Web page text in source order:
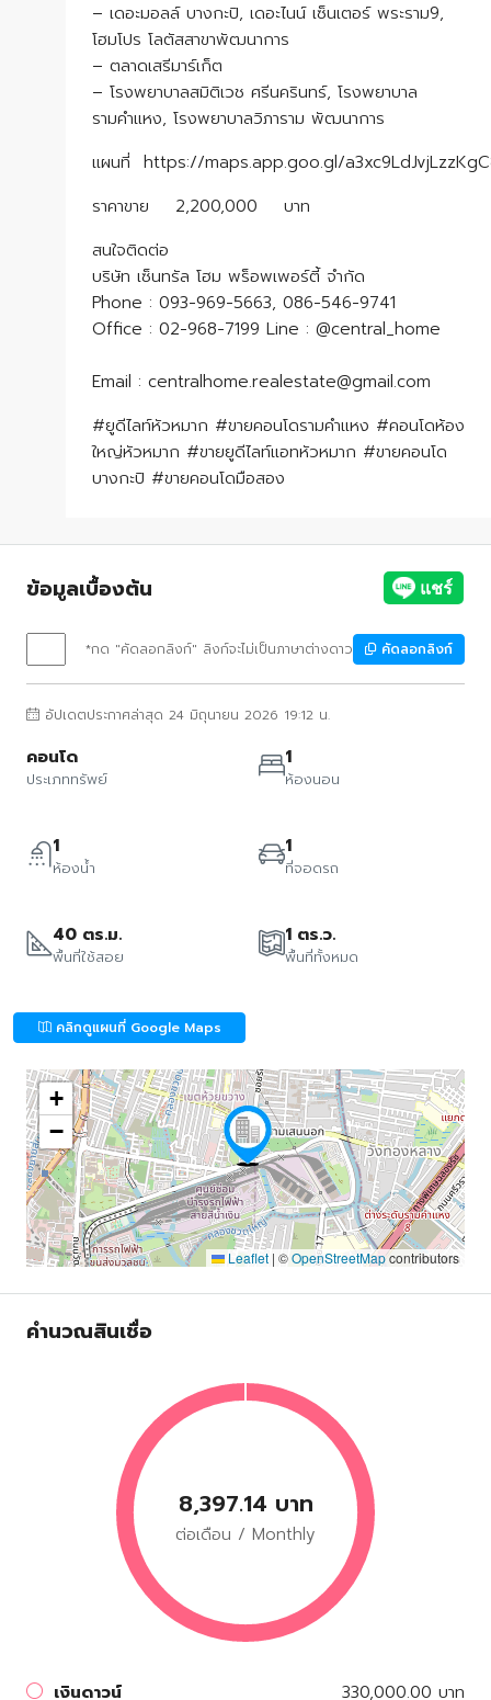
– เดอะมอลล์ บางกะปิ, เดอะไนน์ เซ็นเตอร์ พระราม9,
โฮมโปร โลตัสสาขาพัฒนาการ
– ตลาดเสรีมาร์เก็ต
– โรงพยาบาลสมิติเวช ศรีนครินทร์, โรงพยาบาล
รามคำแหง, โรงพยาบาลวิภาราม พัฒนาการ
แผนที่ https://maps.app.goo.gl/
ราคาขาย 2,200,000 บาท
สนใจติดต่อ
บริษัท เซ็นทรัล โฮม พร็อพเพอร์ตี้ จำกัด
Phone : 093-969-5663, 086-546-9741
Office : 02-968-7199 Line : @central_home
​​​​​​​Email : centralhome.realestate@gmail.com
#ยูดีไลท์หัวหมาก #ขายคอนโดรามคำแหง #คอนโดห้อง
ใหญ่หัวหมาก #ขายยูดีไลท์แอทหัวหมาก #ขายคอนโด
บางกะปิ #ขายคอนโดมือสอง
ข้อมูลเบื้องต้น
*กด "คัดลอกลิงก์" ลิงก์จะไม่เป็นภาษาต่างดาว คัดลอกลิงก์
อัปเดตประกาศล่าสุด 24 มิถุนายน 2026 19:12 น.
คอนโด
ประเภททรัพย์
1
ห้องนอน
1
ห้องน้ำ
1
ที่จอดรถ
40 ตร.ม.
พื้นที่ใช้สอย
1 ตร.ว.
พื้นที่ทั้งหมด
คลิกดูแผนที่ Google Maps
+
−
Leaflet | ©OpenStreetMapcontributors
คำนวณสินเชื่อ
8,397.14 บาท
ต่อเดือน / Monthly
เงินดาวน์ 330,000.00 บาท